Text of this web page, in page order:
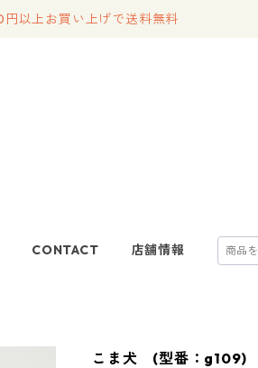
以上お買い上げで送料無料
CONTACT 店舗情報
こま犬 (型番：g109)